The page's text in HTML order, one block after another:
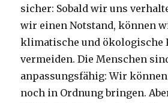
sicher: Sobald wir uns
wir einen Notstand, können
klimatische und ökologische
vermeiden. Die Menschen
anpassungsfähig: Wir
noch in Ordnung bringen.